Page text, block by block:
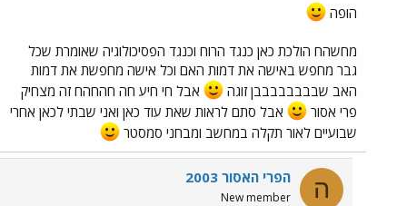
הופה
מחשהח הולכת כאן כנגד הרוח וכנגד הפסיכולוגיה שאומרת שכל
גבר מחפש באישה את דמות האם וכל אישה מחפשת את דמות
האב שבבבבבבבבן זוגה
אבל חי חיע חה חהחהח זה מצחיק
פרי אסור
אבל סתם לראות שאת עוד כאן ואני שבתי לכאן אחרי
שבועיים לאור תקלה במחשב ומבחני סמסטר
ה הפרי האסור 2003
New member